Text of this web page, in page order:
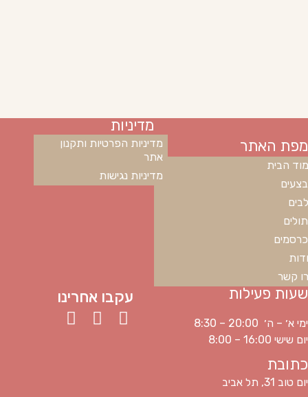
מפת האתר
הבית
קשר
מדיניות
מדיניות הפרטיות ותקנון
אתר
מדיניות נגישות
שעות פעילות
ימי א׳ – ה׳ 20:00 – 8:30
יום שישי 16:00 – 8:00
כתובת
יום טוב 31, תל אביב
עקבו אחרינו